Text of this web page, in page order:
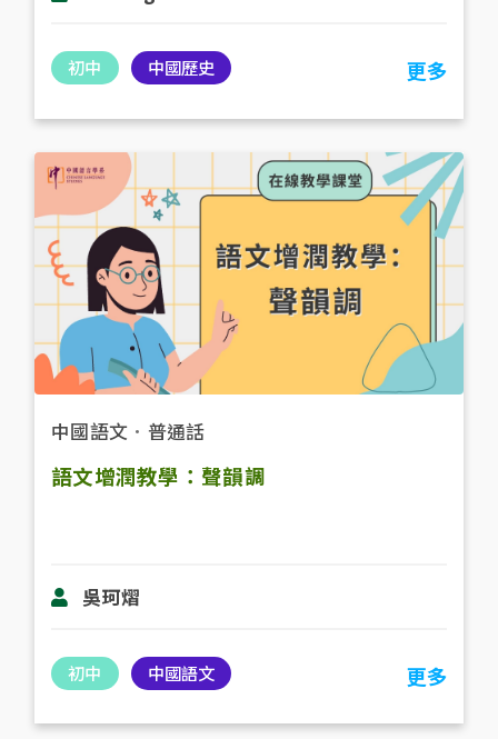
初中 中國歷史 更多
中國語文 ． 普通話
語文增潤教學：聲韻調
吳珂熠
初中 中國語文 更多